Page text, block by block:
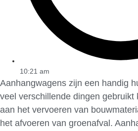
10:21 am
Aanhangwagens zijn een handig
veel verschillende dingen gebruikt
aan het vervoeren van
het afvoeren van groenafval.